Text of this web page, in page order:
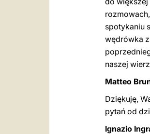
spotykaniu
wędrówka
naszej
Matteo
Dziękuję,
pytań od
Ignazio